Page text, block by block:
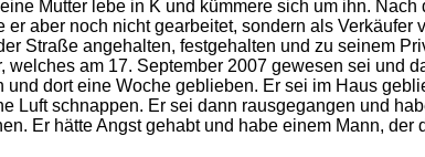
Mutter lebe in K und kümmere sich um ihn. Nach
aber noch nicht gearbeitet, sondern als Verkäufer
Straße angehalten, festgehalten und zu seinem
am 17. September 2007 gewesen sei und
dort eine Woche geblieben. Er sei im Haus
Luft schnappen. Er sei dann rausgegangen und
Er hätte Angst gehabt und habe einem Mann, der